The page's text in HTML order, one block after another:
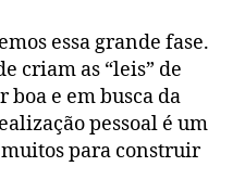
essa grande fase.
criam as “leis” de
boa e em busca da
pessoal é um
para construir